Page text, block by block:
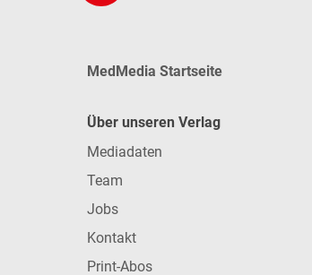
MedMedia Startseite
Über unseren Verlag
Mediadaten
Team
Jobs
Kontakt
Print-Abos